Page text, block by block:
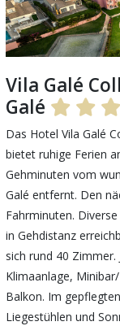
Vila Galé
Galé
Das Hotel Vila Galé
bietet ruhige Ferien
Gehminuten vom
Galé entfernt. Den
Fahrminuten.
in Gehdistanz
sich rund 40
Klimaanlage,
Balkon. Im
Liegestühlen und